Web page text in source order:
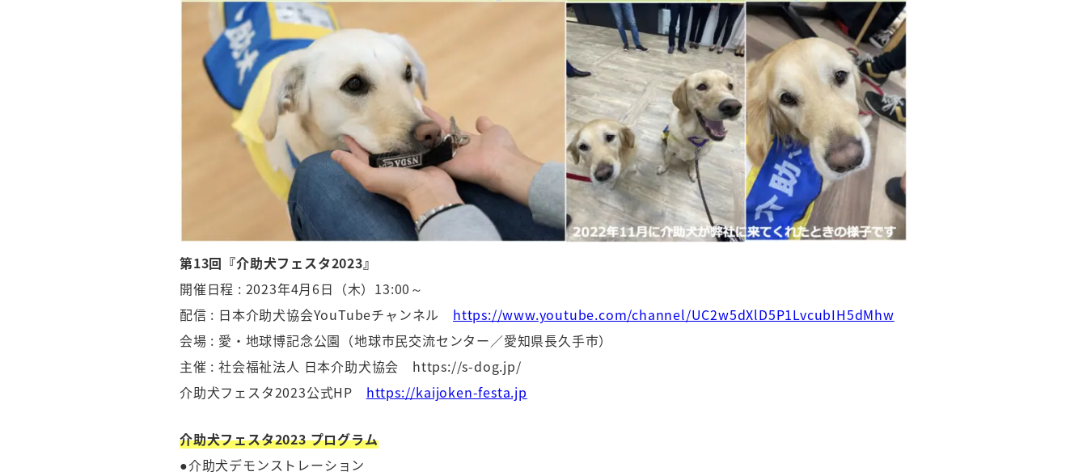
第13回『介助犬フェスタ2023』
開催日程 : 2023年4月6日（木）13:00～
配信 : 日本介助犬協会YouTubeチャンネル https://www.youtube.com/channel/UC2w5dXlD5P1LvcubIH5dMhw
会場 : 愛・地球博記念公園（地球市民交流センター／愛知県長久手市）
主催 : 社会福祉法人 日本介助犬協会 https://s-dog.jp/
介助犬フェスタ2023公式HP https://kaijoken-festa.jp
介助犬フェスタ2023 プログラム
●介助犬デモンストレーション